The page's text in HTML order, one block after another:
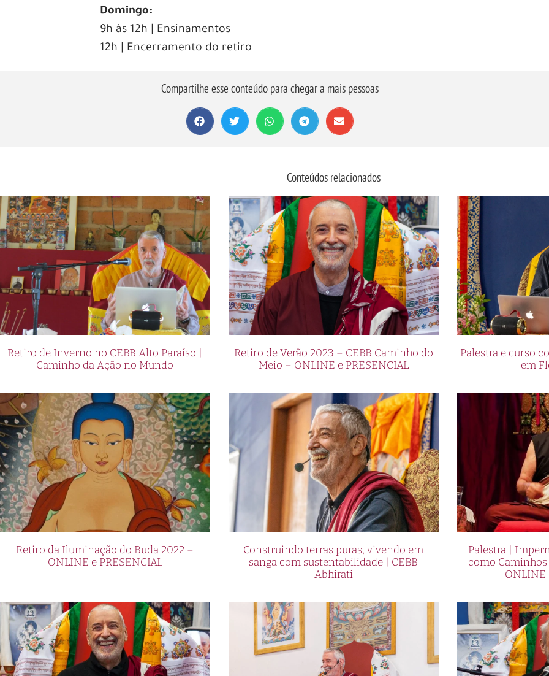
Domingo:
9h às 12h | Ensinamentos
12h | Encerramento do retiro
Compartilhe esse conteúdo para chegar a mais pessoas
Conteúdos relacionados
Retiro de Inverno no CEBB Alto Paraíso |
Caminho da Ação no Mundo
Retiro de Verão 2023 – CEBB Caminho do
Meio – ONLINE e PRESENCIAL
Palestra e curso
em
Retiro da Iluminação do Buda 2022 –
ONLINE e PRESENCIAL
Construindo terras puras, vivendo em
sanga com sustentabilidade | CEBB
Abhirati
Palestra |
como
ONLINE